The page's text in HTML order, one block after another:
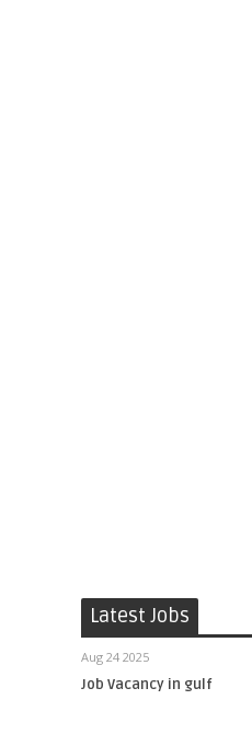
Latest Jobs
Aug 24 2025
Job Vacancy in gulf